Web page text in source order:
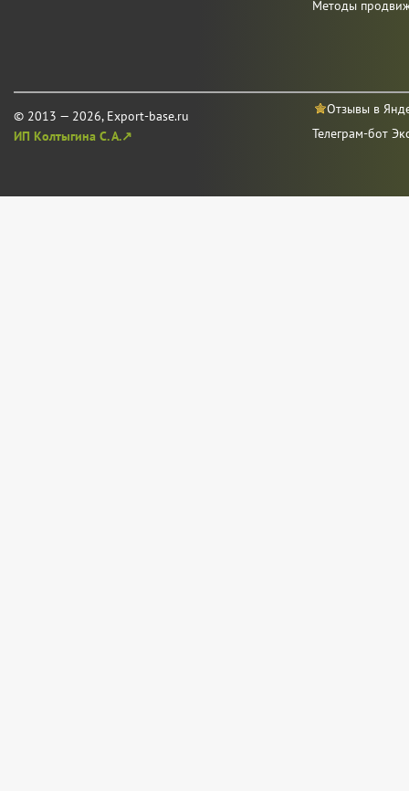
© 2013 — 2026, Export-base.ru
ИП Колтыгина С. А.↗
Методы
Отзывы в
Телеграм-бот